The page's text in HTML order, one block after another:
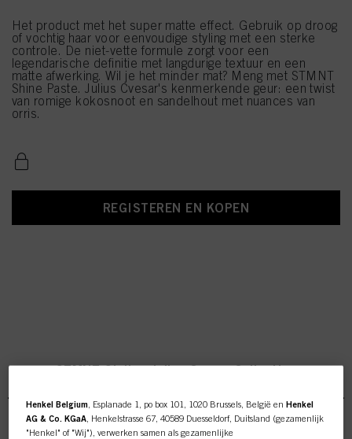
Het product met het super matte effect. Gebruik op droog
of vochtig haar voor eenvoudige styling met een sterke
controle. De niet-vette formule zorgt voor een
legendarische definitie met langdurige textuur en een
matte afwerking. Wil je het minder mat? Meng met STMNT
Shine Paste. Julius Cvesar's kenmerkende geur: een twist
van romige kokosnoot en sandelhout met nuances van
orris.
REGISTEREN EN KOPEN
STMNT Styling Julius Cvesar Collection
Henkel Belgium , Esplanade 1, po box 101, 1020 Brussels, België enHenkel
AG & Co. KGaA , Henkelstrasse 67, 40589 Duesseldorf, Duitsland (gezamenlijk
"Henkel" of "Wij"), verwerken samen als gezamenlijke